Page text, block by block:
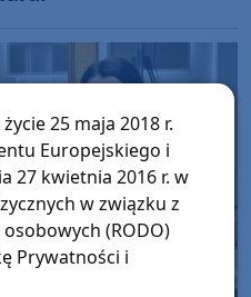
25 maja 2018 r.
Europejskiego i
27 kwietnia 2016 r. w
w związku z
(RODO)
Prywatności i